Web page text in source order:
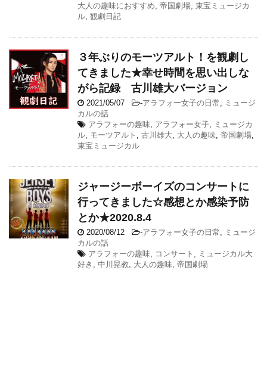
大人の趣味におすすめ 帝国劇場 東宝ミュージカ
ル 観劇日記
３年ぶりのモーツアルト！を観劇し
てきました★幸せ時間を思い出しな
がら記録 古川雄大バージョン
2021/05/07 -アラフォー女子の日常
ミュージ
カルの話
アラフォーの趣味
アラフォー女子
ミュージカ
ル モーツアルト 古川雄大 大人の趣味 帝国劇場
東宝ミュージカル
ジャージーボーイズのコンサートに
行ってきました☆感想とか感染予防
とか★2020.8.4
2020/08/12 -アラフォー女子の日常
ミュージ
カルの話
アラフォーの趣味
コンサート
ミュージカル大
好き
中川晃教 大人の趣味 帝国劇場